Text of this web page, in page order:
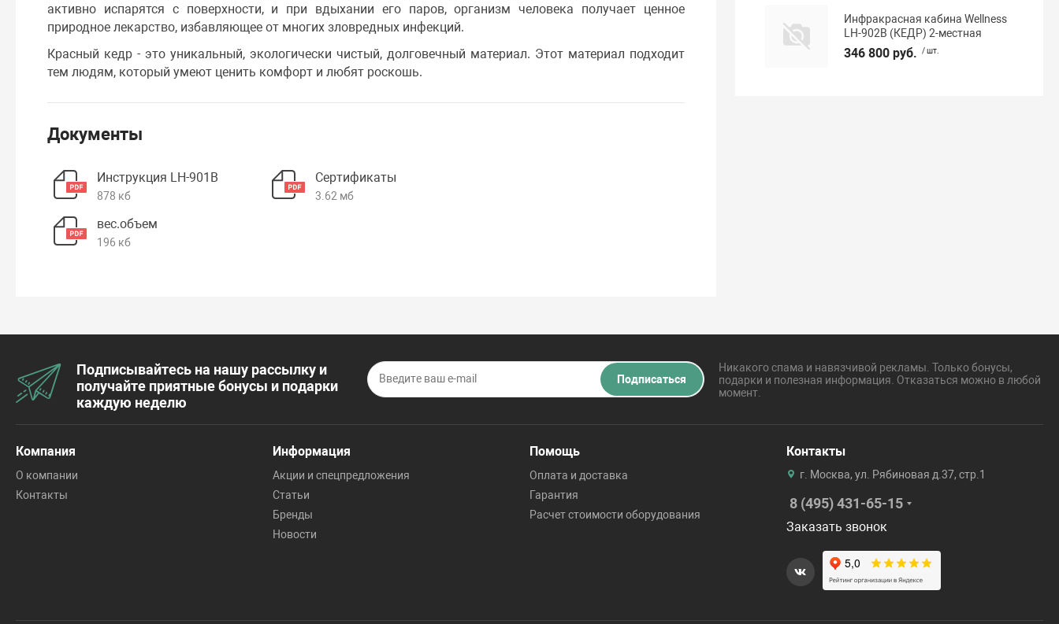
активно испарятся с поверхности, и при вдыхании его паров, организм человека получает ценное
природное лекарство, избавляющее от многих зловредных инфекций.
Красный кедр - это уникальный, экологически чистый, долговечный материал. Этот материал подходит
тем людям, который умеют ценить комфорт и любят роскошь.
Документы
Инструкция LH-901B
878 кб
Сертификаты
3.62 мб
вес.объем
196 кб
Инфракрасная кабина Wellness
LH-902B (КЕДР) 2-местная
346 800 руб. / шт.
Подписывайтесь на нашу рассылку и
получайте приятные бонусы и подарки
каждую неделю
Подписаться
Никакого спама и навязчивой рекламы. Только бонусы,
подарки и полезная информация. Отказаться можно в любой
момент.
Компания
О компании
Контакты
Информация
Акции и спецпредложения
Статьи
Бренды
Новости
Помощь
Оплата и доставка
Гарантия
Расчет стоимости оборудования
Контакты
г. Москва, ул. Рябиновая д.37, стр.1
8 (495) 431-65-15
Заказать звонок